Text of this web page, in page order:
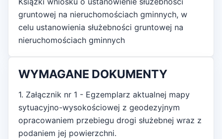
gruntowej na nieruchomościach gminnych, w
celu ustanowienia służebności gruntowej na
nieruchomościach gminnych
WYMAGANE DOKUMENTY
1. Załącznik nr 1 - Egzemplarz aktualnej mapy
sytuacyjno-wysokościowej z geodezyjnym
opracowaniem przebiegu drogi służebnej wraz z
podaniem jej powierzchni.